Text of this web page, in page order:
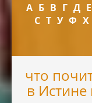
А Б В Г Д Е
С Т У Ф Х
что
в Истине